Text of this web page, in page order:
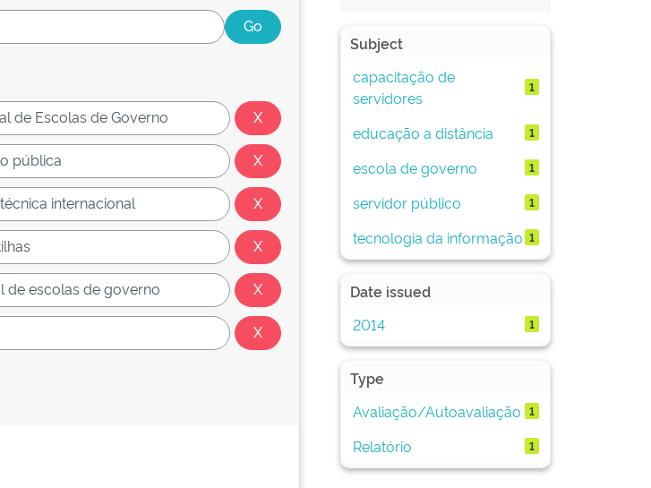
Subject
capacitação de
servidores
1
educação a distância 1
escola de governo 1
servidor público 1
tecnologia da informação 1
Date issued
2014
1
Type
Avaliação/Autoavaliação 1
Relatório 1